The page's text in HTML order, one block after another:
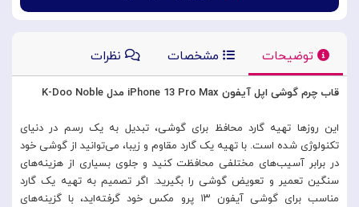
توضیحات مشخصات نظرات
قاب چرم گوشی اپل آیفون iPhone 13 Pro Max مدل K-Doo Noble
این روزها تهیه گارد محافظ برای گوشی، تبدیل به یک رسم در دنیای
تکنولوژی شده است. با تهیه یک گارد مقاوم و زیبا، می‌توانید از گوشی خود
در برابر آسیب‌های مختلفی محافظت کنید و جلوی بسیاری از هزینه‌های
سنگین تعمیر و تعویض گوشی را بگیرید. اگر تصمیم به تهیه یک گارد
مناسب برای گوشی آیفون ۱۳ پرو مکس خود گرفته‌اید، با گزینه‌های